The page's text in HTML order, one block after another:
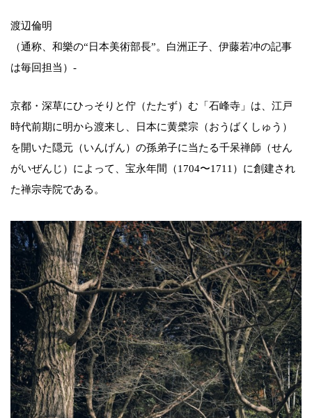
渡辺倫明
（通称、和樂の“日本美術部長”。白洲正子、伊藤若冲の記事
は毎回担当）-
京都・深草にひっそりと佇（たたず）む「石峰寺」は、江戸
時代前期に明から渡来し、日本に黄檗宗（おうばくしゅう）
を開いた隠元（いんげん）の孫弟子に当たる千呆禅師（せん
がいぜんじ）によって、宝永年間（1704〜1711）に創建され
た禅宗寺院である。